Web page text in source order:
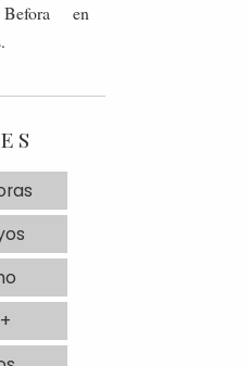
en